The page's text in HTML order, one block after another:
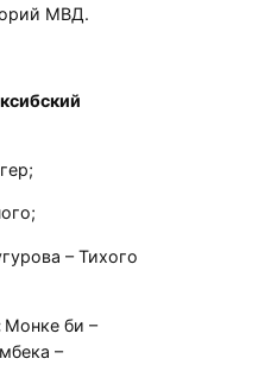
МВД.
– Тихого
Монке би –
–